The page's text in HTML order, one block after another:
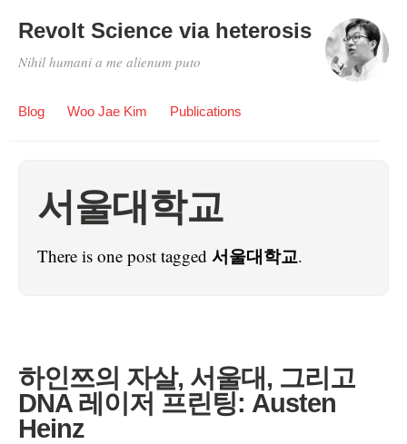
Revolt Science via heterosis
Nihil humani a me alienum puto
Blog Woo Jae Kim Publications
서울대학교
There is one post tagged 서울대학교.
하인쯔의 자살, 서울대, 그리고
DNA 레이저 프린팅: Austen
Heinz